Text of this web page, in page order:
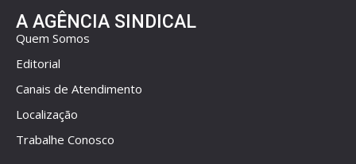
A AGÊNCIA SINDICAL
Quem Somos
Editorial
Canais de Atendimento
Localização
Trabalhe Conosco